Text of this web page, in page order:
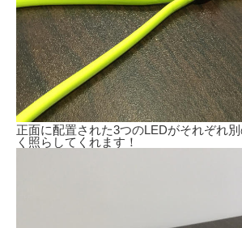
正面に配置された3つのLEDがそれぞれ
く照らしてくれます！